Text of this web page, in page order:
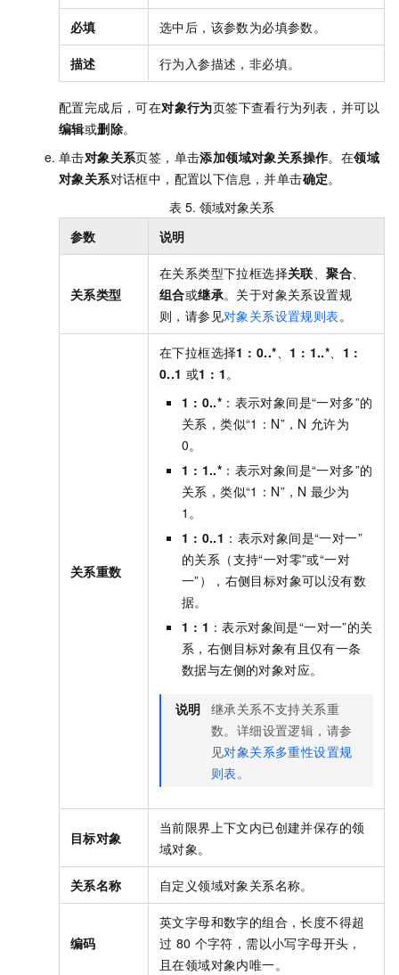
必填 选中后，该参数为必填参数。
描述 行为入参描述，非必填。
配置完成后，可在对象行为页签下查看行为列表，并可以
编辑或删除。
单击对象关系页签，单击添加领域对象关系操作。在领域
对象关系对话框中，配置以下信息，并单击确定。
表 5. 领域对象关系
参数
说明
关系类型
在关系类型下拉框选择关联、聚合、
组合或继承。关于对象关系设置规
则，请参见对象关系设置规则表。
关系重数
在下拉框选择1 : 0..*、 1 : 1..*、 1 :
0..1 或1 : 1。
1 : 0..* ：表示对象间是“一对多”的
关系，类似“1：N”，N 允许为
0。
1 : 1..* ：表示对象间是“一对多”的
关系，类似“1：N”，N 最少为
1。
1 : 0..1 ：表示对象间是“一对一”
的关系（支持“一对零”或“一对
一”），右侧目标对象可以没有数
据。
1 : 1 ：表示对象间是“一对一”的关
系，右侧目标对象有且仅有一条
数据与左侧的对象对应。
说明 继承关系不支持关系重
数。详细设置逻辑，请参
见对象关系多重性设置规
则表。
目标对象
当前限界上下文内已创建并保存的领
域对象。
关系名称 自定义领域对象关系名称。
编码
英文字母和数字的组合 ，长度不得超
过 80 个字符，需以小写字母开头，
且在领域对象内唯一。